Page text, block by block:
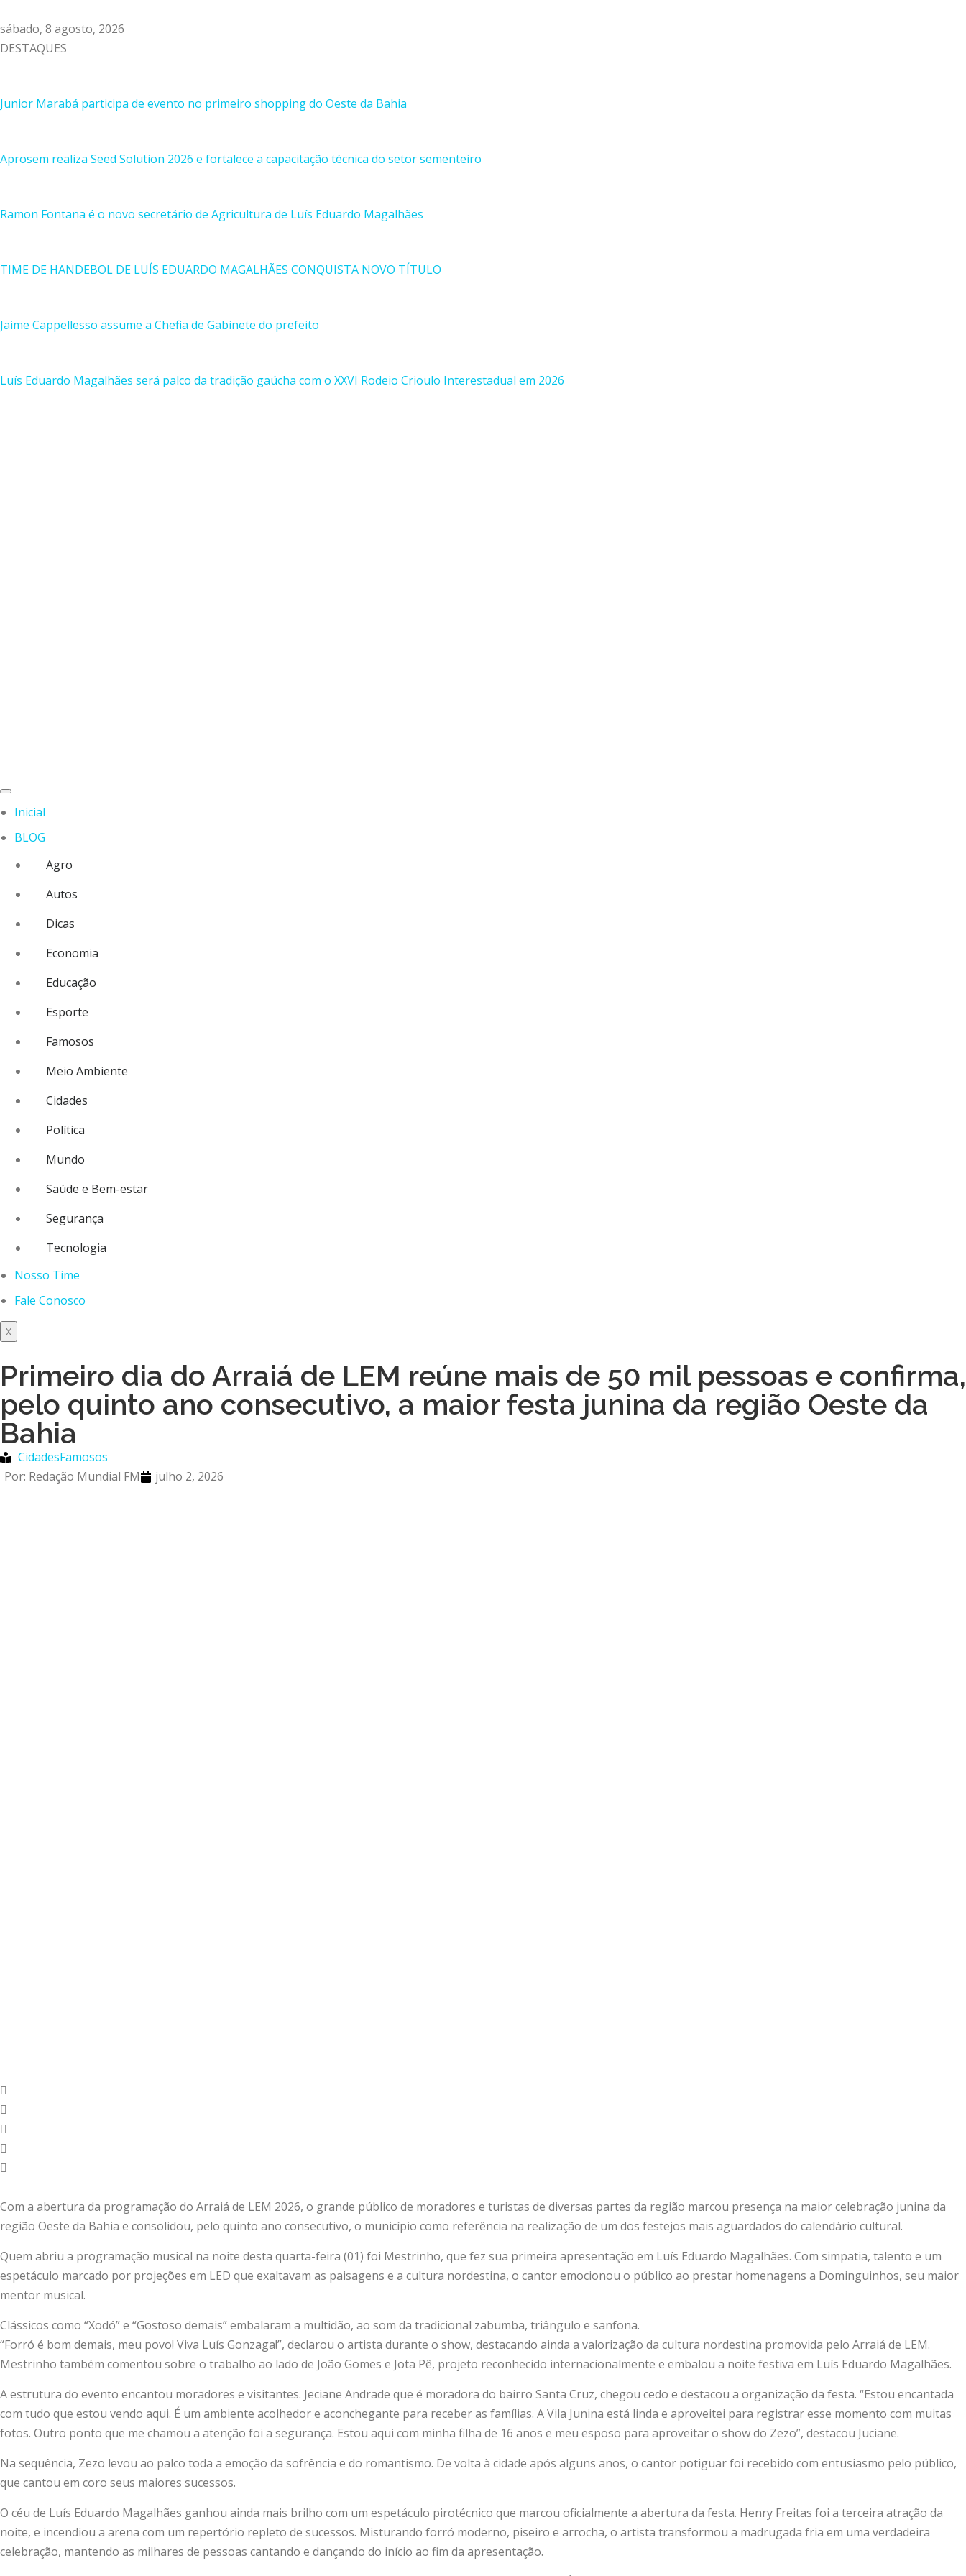
sábado, 8 agosto, 2026
DESTAQUES
Junior Marabá participa de evento no primeiro shopping do Oeste da Bahia
Aprosem realiza Seed Solution 2026 e fortalece a capacitação técnica do setor sementeiro
Ramon Fontana é o novo secretário de Agricultura de Luís Eduardo Magalhães
TIME DE HANDEBOL DE LUÍS EDUARDO MAGALHÃES CONQUISTA NOVO TÍTULO
Jaime Cappellesso assume a Chefia de Gabinete do prefeito
Luís Eduardo Magalhães será palco da tradição gaúcha com o XXVI Rodeio Crioulo Interestadual em 2026
Inicial
BLOG
Agro
Autos
Dicas
Economia
Educação
Esporte
Famosos
Meio Ambiente
Cidades
Política
Mundo
Saúde e Bem-estar
Segurança
Tecnologia
Nosso Time
Fale Conosco
X
Primeiro dia do Arraiá de LEM reúne mais de 50 mil pessoas e confirma,
pelo quinto ano consecutivo, a maior festa junina da região Oeste da
Bahia
CidadesFamosos
Por: Redação Mundial FM julho 2, 2026
Com a abertura da programação do Arraiá de LEM 2026, o grande público de moradores e turistas de diversas partes da região marcou presença na maior celebração junina da
região Oeste da Bahia e consolidou, pelo quinto ano consecutivo, o município como referência na realização de um dos festejos mais aguardados do calendário cultural.
Quem abriu a programação musical na noite desta quarta-feira (01) foi Mestrinho, que fez sua primeira apresentação em Luís Eduardo Magalhães. Com simpatia, talento e um
espetáculo marcado por projeções em LED que exaltavam as paisagens e a cultura nordestina, o cantor emocionou o público ao prestar homenagens a Dominguinhos, seu maior
mentor musical.
Clássicos como “Xodó” e “Gostoso demais” embalaram a multidão, ao som da tradicional zabumba, triângulo e sanfona.
“Forró é bom demais, meu povo! Viva Luís Gonzaga!”, declarou o artista durante o show, destacando ainda a valorização da cultura nordestina promovida pelo Arraiá de LEM.
Mestrinho também comentou sobre o trabalho ao lado de João Gomes e Jota Pê, projeto reconhecido internacionalmente e embalou a noite festiva em Luís Eduardo Magalhães.
A estrutura do evento encantou moradores e visitantes. Jeciane Andrade que é moradora do bairro Santa Cruz, chegou cedo e destacou a organização da festa. “Estou encantada
com tudo que estou vendo aqui. É um ambiente acolhedor e aconchegante para receber as famílias. A Vila Junina está linda e aproveitei para registrar esse momento com muitas
fotos. Outro ponto que me chamou a atenção foi a segurança. Estou aqui com minha filha de 16 anos e meu esposo para aproveitar o show do Zezo”, destacou Juciane.
Na sequência, Zezo levou ao palco toda a emoção da sofrência e do romantismo. De volta à cidade após alguns anos, o cantor potiguar foi recebido com entusiasmo pelo público,
que cantou em coro seus maiores sucessos.
O céu de Luís Eduardo Magalhães ganhou ainda mais brilho com um espetáculo pirotécnico que marcou oficialmente a abertura da festa. Henry Freitas foi a terceira atração da
noite, e incendiou a arena com um repertório repleto de sucessos. Misturando forró moderno, piseiro e arrocha, o artista transformou a madrugada fria em uma verdadeira
celebração, mantendo as milhares de pessoas cantando e dançando do início ao fim da apresentação.